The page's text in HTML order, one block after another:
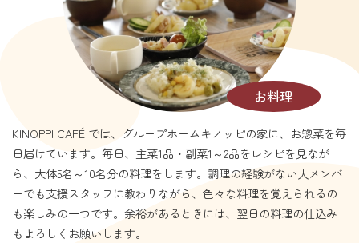
お料理
KINOPPI CAFÉ では、グループホームキノッピの家に、お惣菜を毎
日届けています。毎日、主菜1品・副菜1～2品をレシピを見なが
ら、大体5名～10名分の料理をします。調理の経験がない人メンバ
ーでも支援スタッフに教わりながら、色々な料理を覚えられるの
も楽しみの一つです。余裕があるときには、翌日の料理の仕込み
もよろしくお願いします。